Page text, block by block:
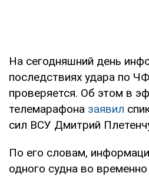
На сегодняшний день
последствиях удара по
проверяется. Об этом в
телемарафона заявил
сил ВСУ Дмитрий
По его словам,
одного судна во